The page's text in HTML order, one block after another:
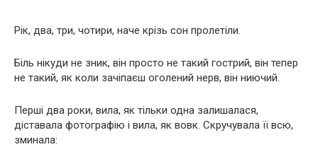
Рік, два, три, чотири, наче крізь сон пролетіли.
Біль нікуди не зник, він просто не такий гострий, він тепер
не такий, як коли зачіпаєш оголений нерв, він ниючий.
Перші два роки, вила, як тільки одна залишалася,
діставала фотографію і вила, як вовк. Скручувала її всю,
зминала: